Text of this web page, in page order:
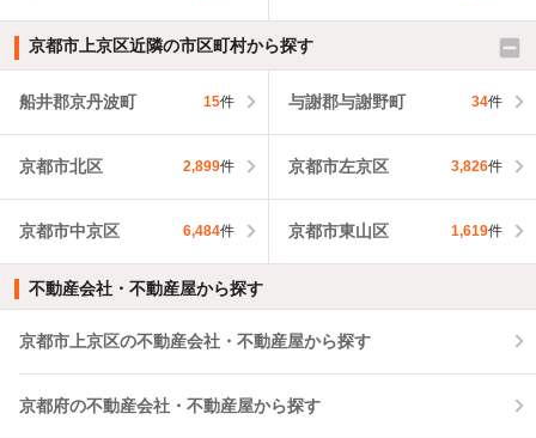
京都市上京区近隣の市区町村から探す
船井郡京丹波町 15件 与謝郡与謝野町 34件
京都市北区 2,899件 京都市左京区 3,826件
京都市中京区 6,484件 京都市東山区 1,619件
不動産会社・不動産屋から探す
京都市上京区の不動産会社・不動産屋から探す
京都府の不動産会社・不動産屋から探す